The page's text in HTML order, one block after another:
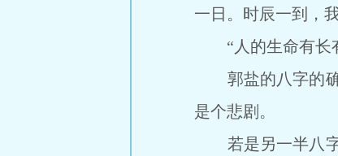
一日。时辰一到，
“人的生命有长有
郭盐的八字的确
是个悲剧。
若是另一半八字